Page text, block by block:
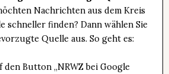
Nachrichten aus dem Kreis
schneller finden? Dann wählen Sie
Quelle aus. So geht es:
den Button „NRWZ bei Google